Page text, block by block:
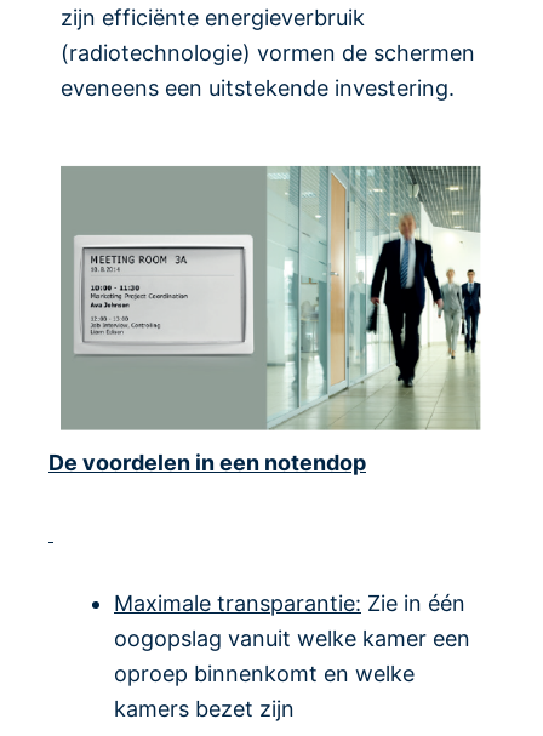
zijn efficiënte energieverbruik
(radiotechnologie) vormen de schermen
eveneens een uitstekende investering.
De voordelen in een notendop
Maximale transparantie: Zie in één
oogopslag vanuit welke kamer een
oproep binnenkomt en welke
kamers bezet zijn